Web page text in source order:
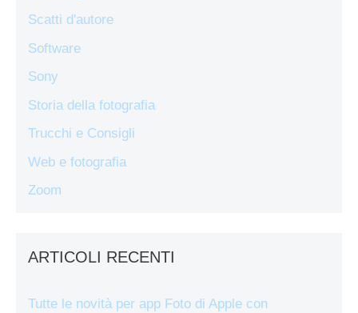
Scatti d'autore
Software
Sony
Storia della fotografia
Trucchi e Consigli
Web e fotografia
Zoom
ARTICOLI RECENTI
Tutte le novità per app Foto di Apple con